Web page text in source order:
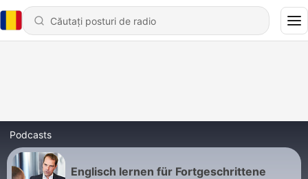
Podcasts
Englisch lernen für Fortgeschrittene